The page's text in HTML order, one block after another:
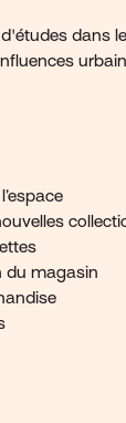
dans
du magasin